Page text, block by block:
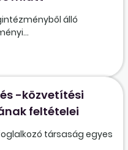
álló
-közvetítési
feltételei
társaság egyes